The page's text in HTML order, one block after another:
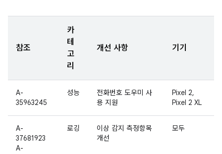
참조
카
테
고
리
개선 사항 기기
A-
35963245
성능
전화번호 도우미 사
용 지원
Pixel 2,
Pixel 2 XL
A-
37681923
A-
로깅
이상 감지 측정항목
개선
모두